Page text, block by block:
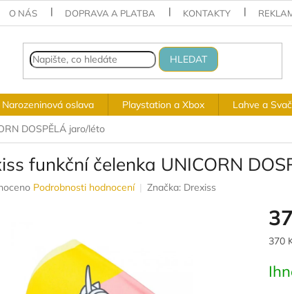
O NÁS DOPRAVA A PLATBA KONTAKTY
HLEDAT
Narozeninová oslava Playstation a Xbox Lahve a
DOSPĚLÁ jaro/léto
funkční čelenka UNICORN
Podrobnosti hodnocení Značka: Drexiss
370